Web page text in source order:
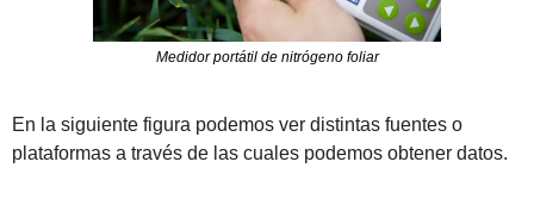
Medidor portátil de nitrógeno foliar
En la siguiente figura podemos ver distintas fuentes o
plataformas a través de las cuales podemos obtener datos.